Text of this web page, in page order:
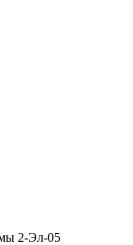
2-Эл-05